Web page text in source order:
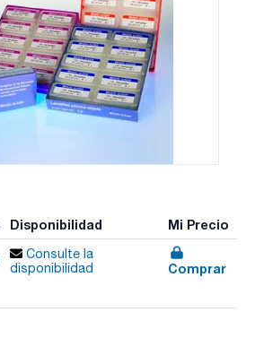
Disponibilidad Mi Precio
Consulte la
disponibilidad
Comprar